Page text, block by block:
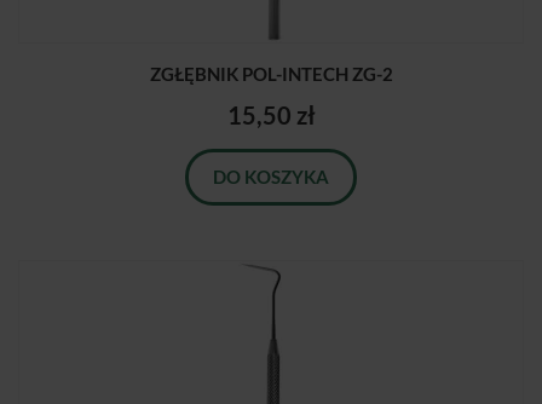
ZGŁĘBNIK POL-INTECH ZG-2
15,50 zł
DO KOSZYKA